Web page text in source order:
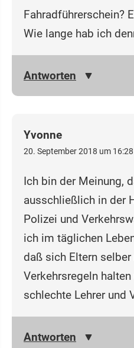
Fahradführerschein?
Wie lange hab ich
Antworten
Yvonne
20. September 2018 um
Ich bin der Meinung,
ausschließlich in der
Polizei und
ich im täglichen
daß sich Eltern
Verkehrsregeln
schlechte Lehrer und
Antworten